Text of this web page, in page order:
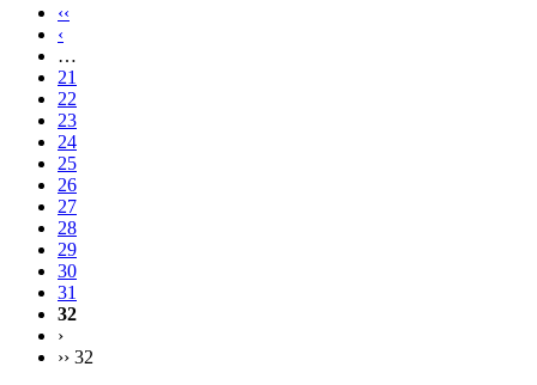
‹‹
‹
…
21
22
23
24
25
26
27
28
29
30
31
32
›
›› 32